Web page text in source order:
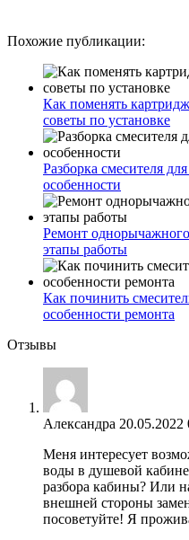
Похожие публикации:
Как поменять
советы по установке
Разборка смесителя
особенности
Ремонт
этапы работы
Как починить
особенности ремонта
Отзывы
Александра 20.05.2022
Меня интересует
воды в душевой кабине
разбора кабины? Или
внешней стороны
посоветуйте! Я